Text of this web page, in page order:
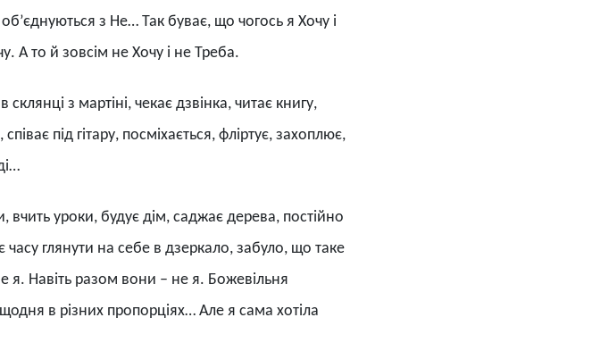
з Не… Так буває, що чогось я Хочу і
А то й зовсім не Хочу і не Треба.
з мартіні, чекає дзвінка, читає книгу,
під гітару, посміхається, фліртує, захоплює,
уроки, будує дім, саджає дерева, постійно
глянути на себе в дзеркало, забуло, що таке
я. Навіть разом вони – не я. Божевільня
в різних пропорціях… Але я сама хотіла